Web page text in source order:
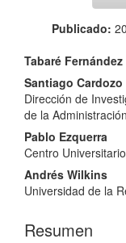
Publicado:
Contenido
principal
del
artículo
Tabaré Fernández
Santiago Cardozo
Dirección de
de la
Pablo Ezquerra
Centro
Andrés Wilkins
Universidad de la
Resumen